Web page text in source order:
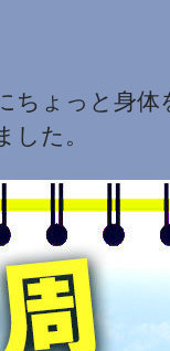
ちょっと身
た。